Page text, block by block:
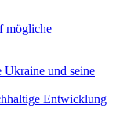
mögliche
Ukraine und seine
Entwicklung